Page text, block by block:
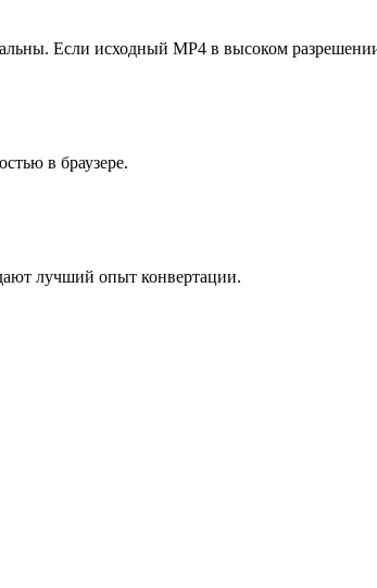
Если исходный MP4 в высоком
в браузере.
лучший опыт конвертации.